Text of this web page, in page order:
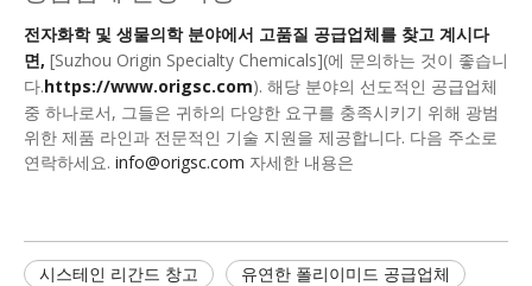
전자화학 및 생물의학 분야에서 고품질 공급업체를 찾고 계시다
면, [Suzhou Origin Specialty Chemicals](에 문의하는 것이 좋습니
다.https://www.origsc.com). 해당 분야의 선도적인 공급업체
중 하나로서, 그들은 귀하의 다양한 요구를 충족시키기 위해 광범
위한 제품 라인과 전문적인 기술 지원을 제공합니다. 다음 주소로
연락하세요. info@origsc.com 자세한 내용은
시스테인 리간드 창고
유연한 폴리이미드 공급업체